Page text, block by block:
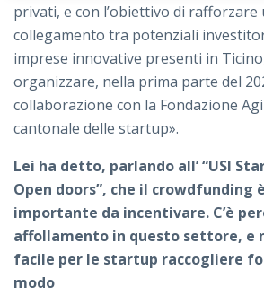
privati, e con l’obiettivo di
collegamento tra potenziali
imprese innovative presenti in
organizzare, nella prima parte del
collaborazione con la Fondazione
cantonale delle startup».
Lei ha detto, parlando all’ “USI
Open doors”, che il crowdfunding
importante da incentivare. C’è
affollamento in questo settore, e
facile per le startup raccogliere
modo